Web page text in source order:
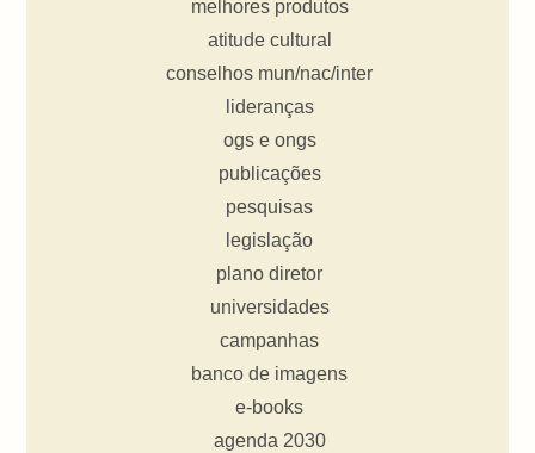
melhores produtos
atitude cultural
conselhos mun/nac/inter
lideranças
ogs e ongs
publicações
pesquisas
legislação
plano diretor
universidades
campanhas
banco de imagens
e-books
agenda 2030